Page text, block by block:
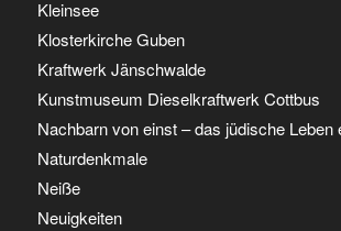
Kleinsee
Klosterkirche Guben
Kraftwerk Jänschwalde
Kunstmuseum Dieselkraftwerk Cottbus
Nachbarn von einst – das jüdische Leben
Naturdenkmale
Neiße
Neuigkeiten